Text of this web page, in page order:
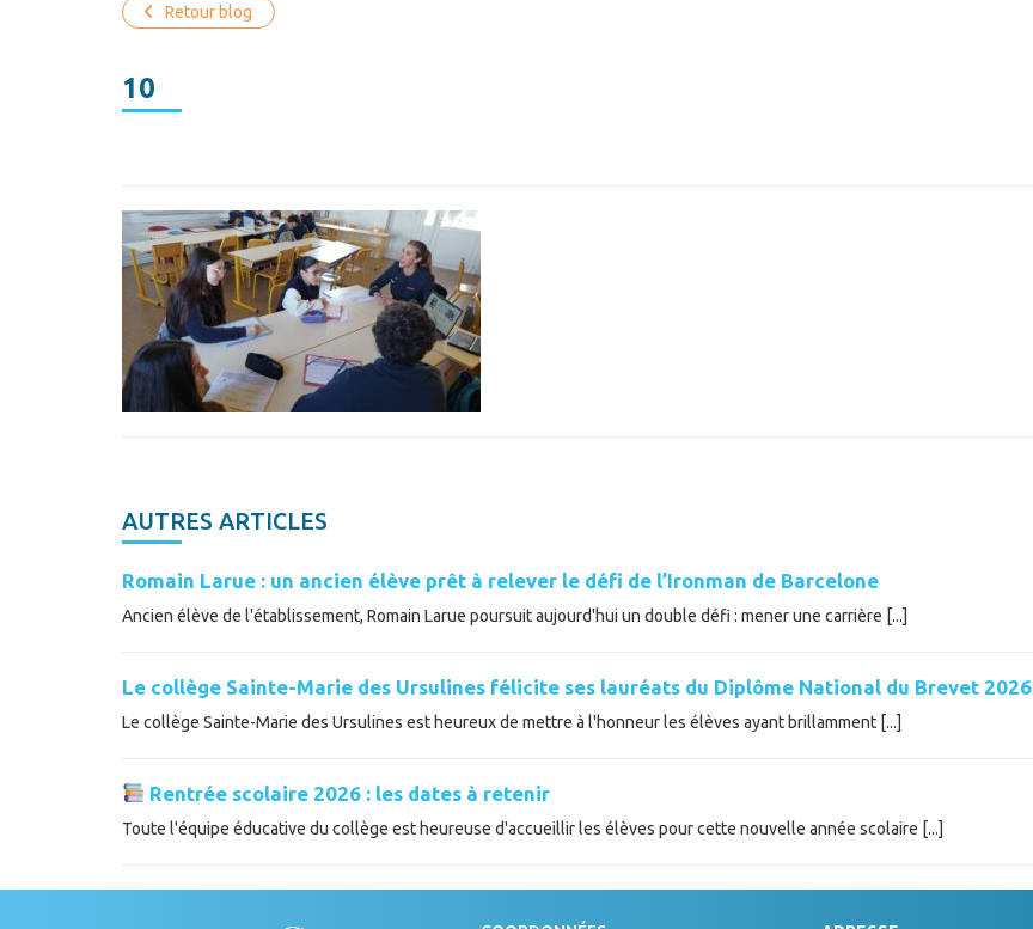
Retour blog
10
AUTRES ARTICLES
Romain Larue : un ancien élève prêt à relever le défi de l’Ironman de Barcelone
Ancien élève de l'établissement, Romain Larue poursuit aujourd'hui un double défi : mener une carrière [...]
Le collège Sainte-Marie des Ursulines félicite ses lauréats du Diplôme National du Brevet 2026
Le collège Sainte-Marie des Ursulines est heureux de mettre à l'honneur les élèves ayant brillamment [...]
Rentrée scolaire 2026 : les dates à retenir
Toute l'équipe éducative du collège est heureuse d'accueillir les élèves pour cette nouvelle année scolaire [...]